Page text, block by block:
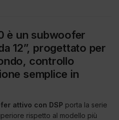
è un subwoofer
12”, progettato per
controllo
semplice in
attivo con DSP porta la serie
rispetto al modello più